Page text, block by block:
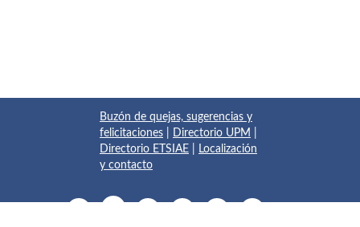
Buzón de quejas, sugerencias y
felicitaciones
Directorio UPM
Directorio ETSIAE
Localización
y contacto